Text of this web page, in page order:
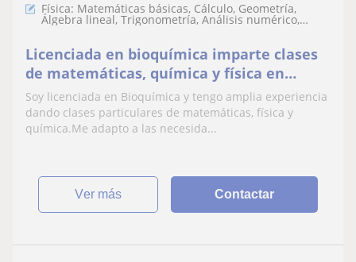
Física: Matemáticas básicas, Cálculo, Geometría,
Álgebra lineal, Trigonometría, Análisis numérico,
Licenciada en bioquímica imparte clases
de matemáticas, química y física en
niveles de ESO, bachillerato , grado y
preparación de EBAU. On Line o presencial
Soy licenciada en Bioquímica y tengo amplia experiencia
dando clases particulares de matemáticas, física y
química.Me adapto a las necesida...
ver más Contactar